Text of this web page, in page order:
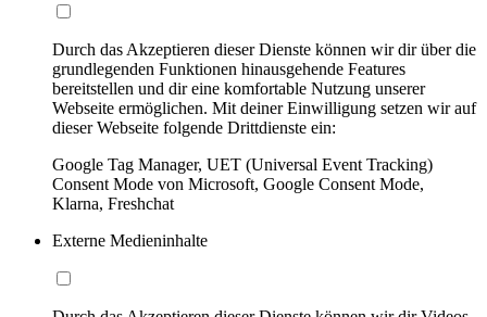
Durch das Akzeptieren dieser Dienste können wir dir über die
grundlegenden Funktionen hinausgehende Features
bereitstellen und dir eine komfortable Nutzung unserer
Webseite ermöglichen. Mit deiner Einwilligung setzen wir auf
dieser Webseite folgende Drittdienste ein:
Google Tag Manager, UET (Universal Event Tracking)
Consent Mode von Microsoft, Google Consent Mode,
Klarna, Freshchat
Externe Medieninhalte